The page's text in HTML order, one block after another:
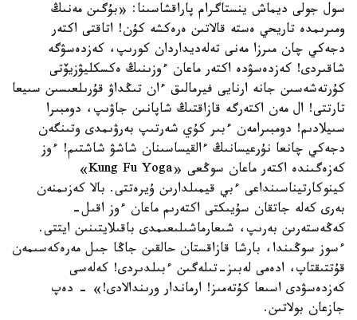
سول جولى ديماش ينستاگرام پاراقشاسىنا: «بۇگىن مەنىڭ
ومىرىمدە تاريحي ەستە قالاتىن ەرەكشە كۇن! اتاقتى اكتەر
دجەكي چان مىرزا مەنى تەلەديداردان كورىپ، كەزدەسۋگە
شاقىردى! كەزدەسۋدە اكتەر ماعان ءوزىنىڭ ەكسكليۋزيۆتى
كۇرتەشەسىن جانە ارنايى فيرمالىق ءان تىڭداۋ قۇرىلعىسىن سىيعا
تارتتى! ال مەن اكتەرگە قازاقتىڭ شاپانىن جاۋىپ، دومبىرا
سىيلادىم! دومبىرامەن ءبىر كۇي شەرتىپ بەرۋىمدى وتىنگەن
دجەكي چانعا نۇرعيسانىڭ ءالقيساسىنان شاشۋ شاشتىم! ءوز
كەزەگىندە اكتەر ماعان سوڭعى «Kung Fu Yoga»
كينوكارتيناسىنداعى ءبي قيمىلدارىن ۇيرەتتى. بالا كەزىمنەن
بەرى كەلە جاتقان سۇيىكتى اكتەرىم ماعان ءوز اقىل-
كەڭەستەرىن بەرىپ، شىعارماشىلىعىمدى باقىلايتىنىن ايتتى.
ءسوز سوڭىندا، بارشا قازاقستان حالقىن جاڭا جىل مەرەكەسىمەن
قۇتتىقتاپ، ادەمى لەبىز-تىلەگىن ءبىلدىردى! كەلەسى
كەزدەسۋدى اسىعا كۇتەمىز! ارماندار ورىندالادى!» - دەپ
جازعان بولاتىن.